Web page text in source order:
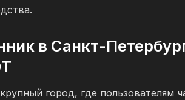
в Санкт-
город, где пользователям